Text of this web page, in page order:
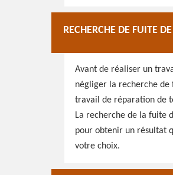
RECHERCHE DE FUITE
Avant de réaliser un
négliger la recherche de
travail de réparation de
La recherche de la fuite
pour obtenir un résultat
votre choix.